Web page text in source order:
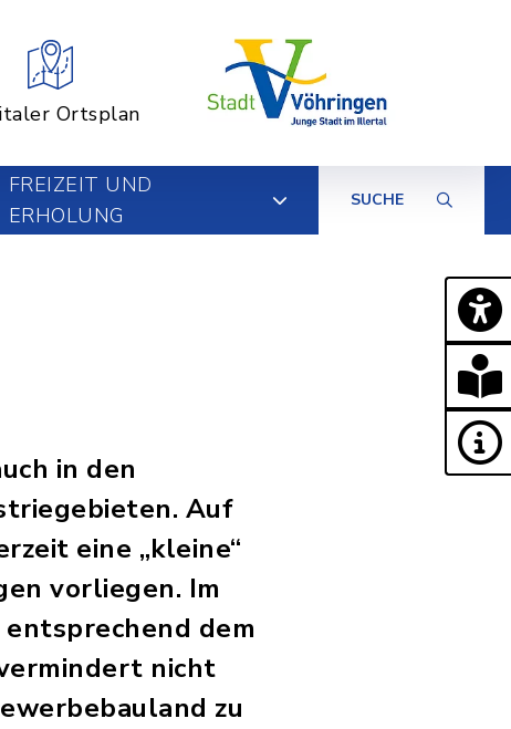
Ortsplan
FREIZEIT UND
ERHOLUNG
SUCHE
in den
Auf
eine „kleine“
vorliegen. Im
dem
nicht
zu